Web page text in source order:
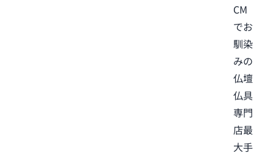
CM
でお
馴染
みの
仏壇
仏具
専門
店最
大手